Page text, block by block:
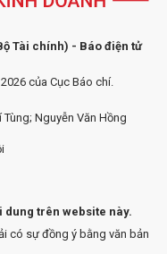
Tài chính) - Báo điện tử
của Cục Báo chí.
Nguyễn Văn Hồng
dung trên website này.
có sự đồng ý bằng văn bản